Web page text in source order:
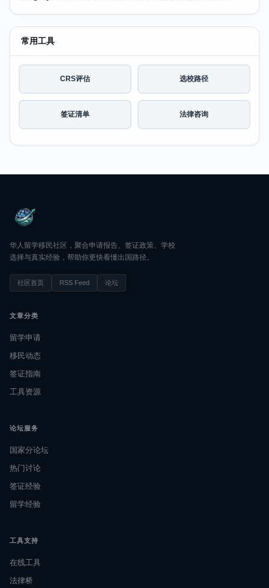
常用工具
CRS评估 选校路径
签证清单 法律咨询
华人留学移民社区，聚合申请报告、签证政策、学校
选择与真实经验，帮助你更快看懂出国路径。
社区首页 RSS Feed 论坛
文章分类
留学申请
移民动态
签证指南
工具资源
论坛服务
国家分论坛
热门讨论
签证经验
留学经验
工具支持
在线工具
法律桥